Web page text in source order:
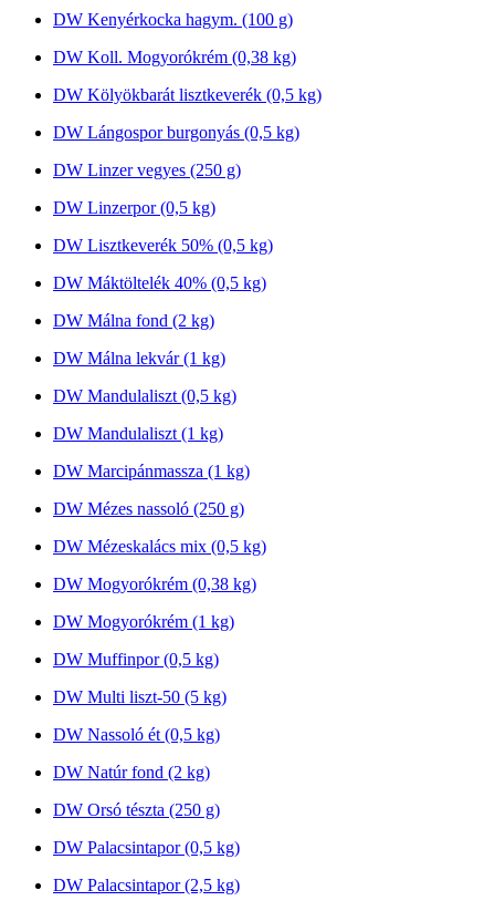
DW Kenyérkocka hagym. (100 g)
DW Koll. Mogyorókrém (0,38 kg)
DW Kölyökbarát lisztkeverék (0,5 kg)
DW Lángospor burgonyás (0,5 kg)
DW Linzer vegyes (250 g)
DW Linzerpor (0,5 kg)
DW Lisztkeverék 50% (0,5 kg)
DW Máktöltelék 40% (0,5 kg)
DW Málna fond (2 kg)
DW Málna lekvár (1 kg)
DW Mandulaliszt (0,5 kg)
DW Mandulaliszt (1 kg)
DW Marcipánmassza (1 kg)
DW Mézes nassoló (250 g)
DW Mézeskalács mix (0,5 kg)
DW Mogyorókrém (0,38 kg)
DW Mogyorókrém (1 kg)
DW Muffinpor (0,5 kg)
DW Multi liszt-50 (5 kg)
DW Nassoló ét (0,5 kg)
DW Natúr fond (2 kg)
DW Orsó tészta (250 g)
DW Palacsintapor (0,5 kg)
DW Palacsintapor (2,5 kg)